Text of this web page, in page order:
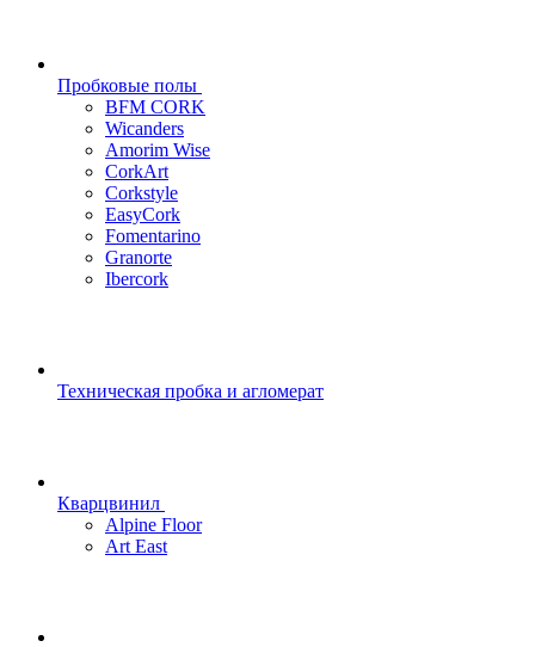
Пробковые полы
BFM CORK
Wicanders
Amorim Wise
CorkArt
Corkstyle
EasyCork
Fomentarino
Granorte
Ibercork
Техническая пробка и агломерат
Кварцвинил
Alpine Floor
Art East